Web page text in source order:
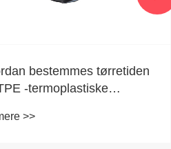
bestemmes tørretiden
-termoplastiske
>>